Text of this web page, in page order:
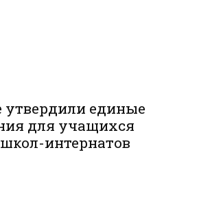
утвердили единые
для учащихся
интернатов